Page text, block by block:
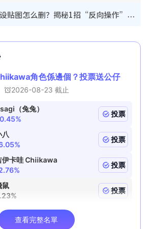
WhatsApp预设贴图怎么删？揭秘1招“反向操作”还原简洁界面 附3步实测教程